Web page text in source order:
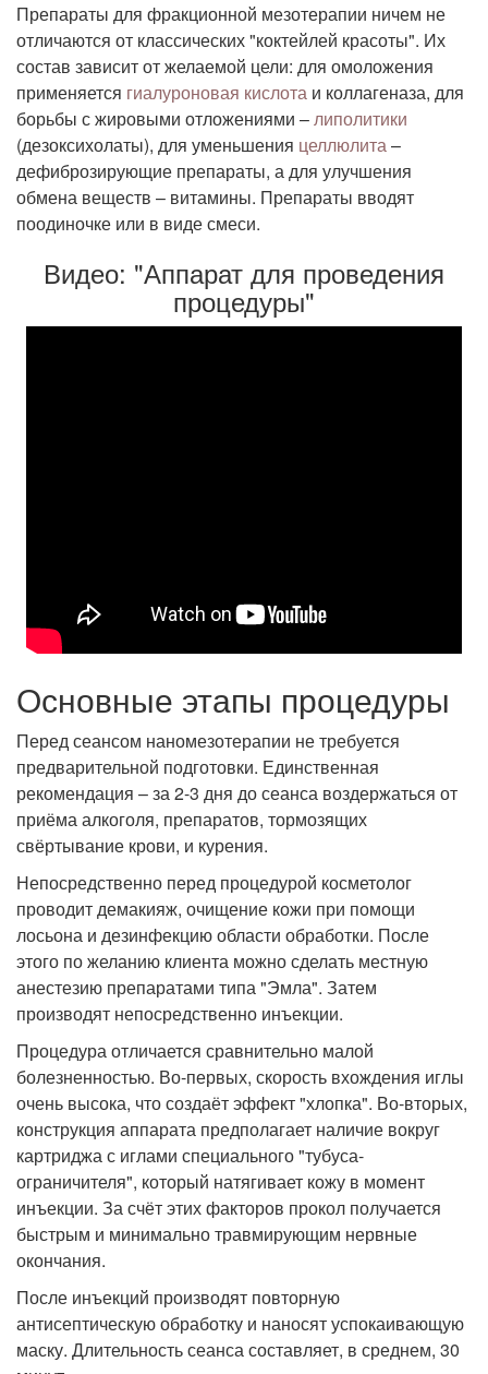
Препараты для фракционной мезотерапии ничем не
отличаются от классических "коктейлей красоты". Их
состав зависит от желаемой цели: для омоложения
применяется гиалуроновая кислота и коллагеназа, для
борьбы с жировыми отложениями –липолитики
(дезоксихолаты), для уменьшения целлюлита–
дефиброзирующие препараты, а для улучшения
обмена веществ – витамины. Препараты вводят
поодиночке или в виде смеси.
Видео: "Аппарат для проведения
процедуры"
Основные этапы процедуры
Перед сеансом наномезотерапии не требуется
предварительной подготовки. Единственная
рекомендация – за 2-3 дня до сеанса воздержаться от
приёма алкоголя, препаратов, тормозящих
свёртывание крови, и курения.
Непосредственно перед процедурой косметолог
проводит демакияж, очищение кожи при помощи
лосьона и дезинфекцию области обработки. После
этого по желанию клиента можно сделать местную
анестезию препаратами типа "Эмла". Затем
производят непосредственно инъекции.
Процедура отличается сравнительно малой
болезненностью. Во-первых, скорость вхождения иглы
очень высока, что создаёт эффект "хлопка". Во-вторых,
конструкция аппарата предполагает наличие вокруг
картриджа с иглами специального "тубуса-
ограничителя", который натягивает кожу в момент
инъекции. За счёт этих факторов прокол получается
быстрым и минимально травмирующим нервные
окончания.
После инъекций производят повторную
антисептическую обработку и наносят успокаивающую
маску. Длительность сеанса составляет, в среднем, 30